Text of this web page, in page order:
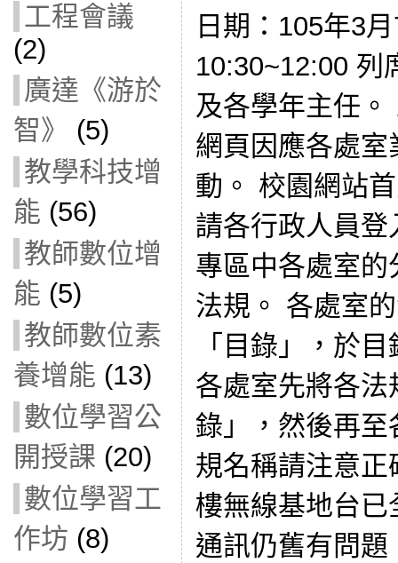
工程會議
(2)
廣達《游於
智》
(5)
教學科技增
能 (56)
教師數位增
能 (5)
教師數位素
養增能 (13)
數位學習公
開授課 (20)
數位學習工
作坊 (8)
日期：105年3
10:30~12:00 列
及各學年主任
網頁因應各處
動。 校園網站
請各行政人員
專區中各處室
法規。 各處室
「目錄」，於
各處室先將各
錄」，然後再
規名稱請注意
樓無線基地台
通訊仍舊有問